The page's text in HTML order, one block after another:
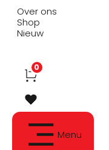
Over ons
Shop
Nieuw
0
Menu